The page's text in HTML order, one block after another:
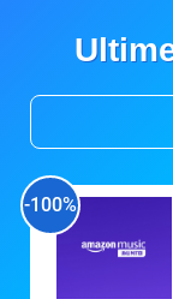
-100%